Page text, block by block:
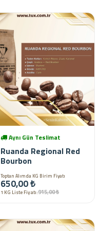
Aynı Gün Teslimat
Ruanda Regional Red
Bourbon
Toptan Alımda KG Birim Fiyatı
650,00 ₺
1 KG Liste Fiyatı:915,00 ₺